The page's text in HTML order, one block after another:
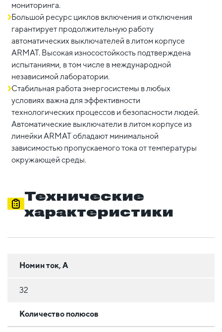
мониторинга.
Большой ресурс циклов включения и отключения
гарантирует продолжительную работу
автоматических выключателей в литом корпусе
ARMAT. Высокая износостойкость подтверждена
испытаниями, в том числе в международной
независимой лаборатории.
Стабильная работа энергосистемы в любых
условиях важна для эффективности
технологических процессов и безопасности людей.
Автоматические выключатели в литом корпусе из
линейки ARMAT обладают минимальной
зависимостью пропускаемого тока от температуры
окружающей среды.
Технические
характеристики
Номин ток, А
32
Количество полюсов